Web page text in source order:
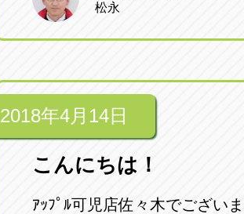
松永
2018年4月14日
こんにちは！
ｱｯﾌﾟﾙ可児店佐々木でござい